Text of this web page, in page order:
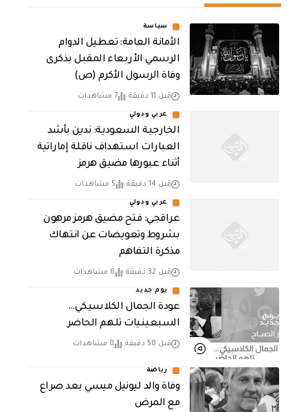
سياسة
الأمانة العامة: تعطيل الدوام
الرسمي الأربعاء المقبل بذكرى
وفاة الرسول الأكرم (ص)
قبل 11 دقيقة 7 مشاهدات
عربي ودولي
‏الخارجية السعودية: ندين بأشد
العبارات استهداف ناقلة إماراتية
أثناء عبورها مضيق هرمز
قبل 14 دقيقة 5 مشاهدات
عربي ودولي
عراقجي: فتح مضيق هرمز مرهون
بشروط وتعويضات عن انتهاك
مذكرة التفاهم
قبل 32 دقيقة 8 مشاهدات
يوم جديد
عودة الجمال الكلاسيكي…
السبعينيات تلهم الحاضر
قبل 58 دقيقة 8 مشاهدات
رياضة
وفاة والد ليونيل ميسي بعد صراع
مع المرض